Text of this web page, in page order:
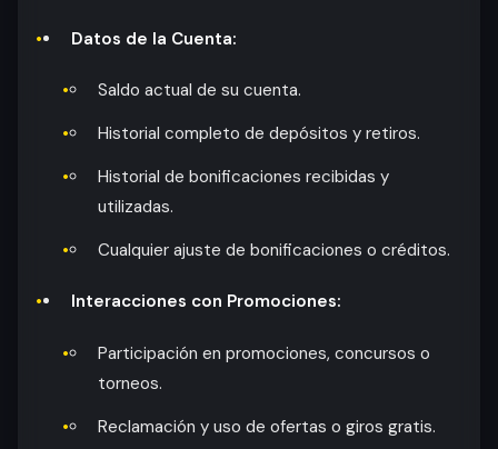
Datos de la Cuenta:
Saldo actual de su cuenta.
Historial completo de depósitos y retiros.
Historial de bonificaciones recibidas y
utilizadas.
Cualquier ajuste de bonificaciones o créditos.
Interacciones con Promociones:
Participación en promociones, concursos o
torneos.
Reclamación y uso de ofertas o giros gratis.